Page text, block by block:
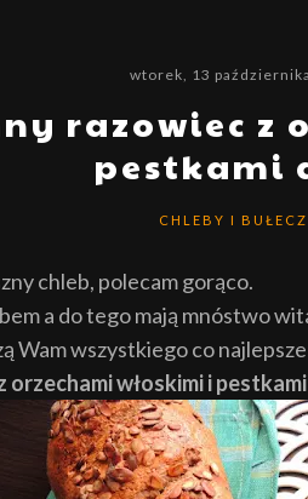
wtorek, 13
razowiec z
pestkami
CHLEBY I
chleb, polecam gorąco.
a do tego mają mnóstwo
Wam wszystkiego co
orzechami włoskimi i